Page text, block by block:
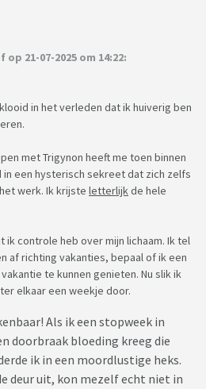
21-07-2025 om 14:22:
in het verleden dat ik huiverig ben
met Trigynon heeft me toen binnen
een hysterisch sekreet dat zich zelfs
werk. Ik krijste letterlijkde hele
ik controle heb over mijn lichaam. Ik tel
af richting vakanties, bepaal of ik een
te kunnen genieten. Nu slik ik
elkaar een weekje door.
Als ik een stopweek in
doorbraak bloeding kreeg die
ik in een moordlustige heks.
deur uit, kon mezelf echt niet in